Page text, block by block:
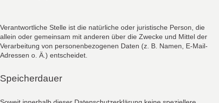
Verantwortliche Stelle ist die natürliche oder juristische Person, die
allein oder gemeinsam mit anderen über die Zwecke und Mittel der
Verarbeitung von personenbezogenen Daten (z. B. Namen, E-Mail-
Adressen o. Ä.) entscheidet.
Speicherdauer